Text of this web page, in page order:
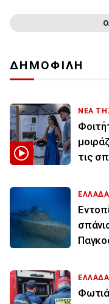
ΔΗΜΟΦΙΛΗ
ΝΕΑ
τις
ΕΛΛΑΔΑ
ΕΛΛΑΔΑ
Φωτιά